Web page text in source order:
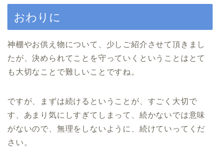
おわりに
神棚やお供え物について、少しご紹介させて頂きまし
たが、決められてことを守っていくということはとて
も大切なことで難しいことですね。
ですが、まずは続けるということが、すごく大切で
す、あまり気にしすぎてしまって、続かないでは意味
がないので、無理をしないように、続けていってくだ
さい。